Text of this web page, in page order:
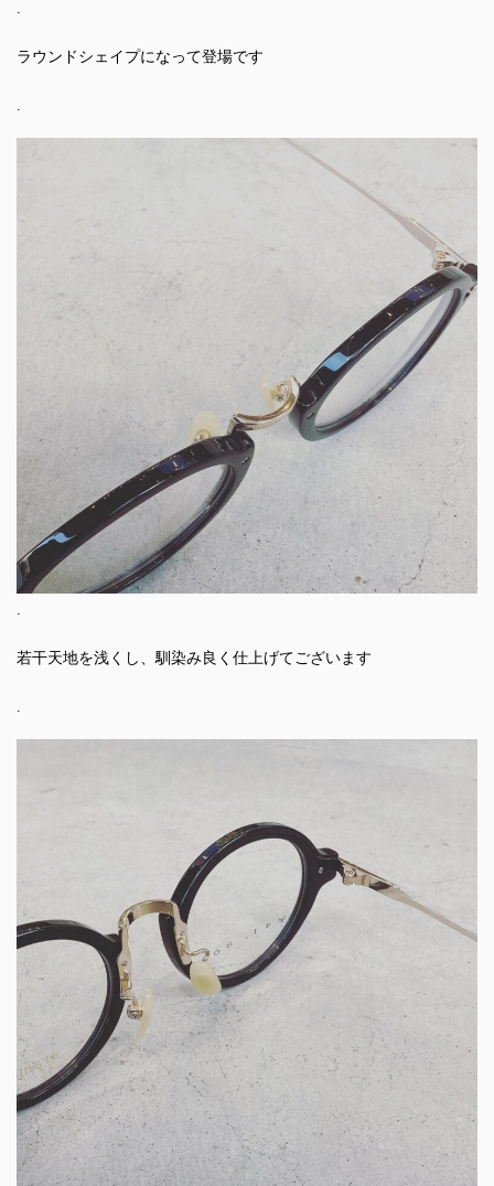
.
ラウンドシェイプになって登場です
.
.
若干天地を浅くし、馴染み良く仕上げてございます
.